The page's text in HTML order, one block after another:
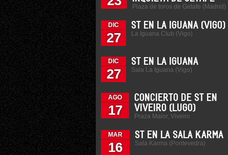
Plaza de toros de Getafe (Madrid)
DIC
27
ST EN LA IGUANA (VIGO)
La Iguana Club (Vigo)
DIC
27
ST EN LA IGUANA
Sala La Iguana (Vigo)
AGO
17
CONCIERTO DE ST EN
VIVEIRO (LUGO)
Praza Maior, Viveiro
MAR
16
ST EN LA SALA KARMA
Sala Karma (Pontevedra)